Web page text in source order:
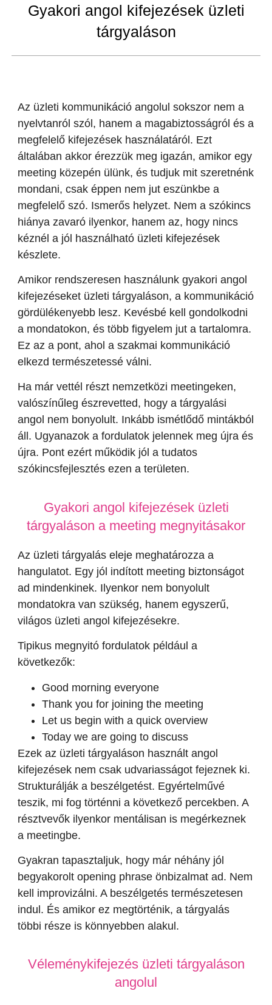
Gyakori angol kifejezések üzleti
tárgyaláson
Az üzleti kommunikáció angolul sokszor nem a
nyelvtanról szól, hanem a magabiztosságról és a
megfelelő kifejezések használatáról. Ezt
általában akkor érezzük meg igazán, amikor egy
meeting közepén ülünk, és tudjuk mit szeretnénk
mondani, csak éppen nem jut eszünkbe a
megfelelő szó. Ismerős helyzet. Nem a szókincs
hiánya zavaró ilyenkor, hanem az, hogy nincs
kéznél a jól használható üzleti kifejezések
készlete.
Amikor rendszeresen használunk gyakori angol
kifejezéseket üzleti tárgyaláson, a kommunikáció
gördülékenyebb lesz. Kevésbé kell gondolkodni
a mondatokon, és több figyelem jut a tartalomra.
Ez az a pont, ahol a szakmai kommunikáció
elkezd természetessé válni.
Ha már vettél részt nemzetközi meetingeken,
valószínűleg észrevetted, hogy a tárgyalási
angol nem bonyolult. Inkább ismétlődő mintákból
áll. Ugyanazok a fordulatok jelennek meg újra és
újra. Pont ezért működik jól a tudatos
szókincsfejlesztés ezen a területen.
Gyakori angol kifejezések üzleti
tárgyaláson a meeting megnyitásakor
Az üzleti tárgyalás eleje meghatározza a
hangulatot. Egy jól indított meeting biztonságot
ad mindenkinek. Ilyenkor nem bonyolult
mondatokra van szükség, hanem egyszerű,
világos üzleti angol kifejezésekre.
Tipikus megnyitó fordulatok például a
következők:
Good morning everyone
Thank you for joining the meeting
Let us begin with a quick overview
Today we are going to discuss
Ezek az üzleti tárgyaláson használt angol
kifejezések nem csak udvariasságot fejeznek ki.
Strukturálják a beszélgetést. Egyértelművé
teszik, mi fog történni a következő percekben. A
résztvevők ilyenkor mentálisan is megérkeznek
a meetingbe.
Gyakran tapasztaljuk, hogy már néhány jól
begyakorolt opening phrase önbizalmat ad. Nem
kell improvizálni. A beszélgetés természetesen
indul. És amikor ez megtörténik, a tárgyalás
többi része is könnyebben alakul.
Véleménykifejezés üzleti tárgyaláson
angolul